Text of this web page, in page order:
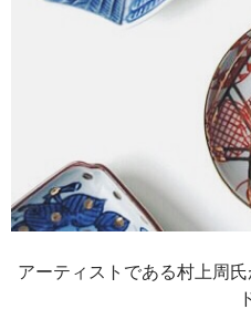
アーティストである村上周